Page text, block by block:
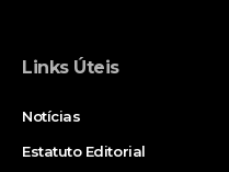
Links Úteis
Notícias
Estatuto Editorial